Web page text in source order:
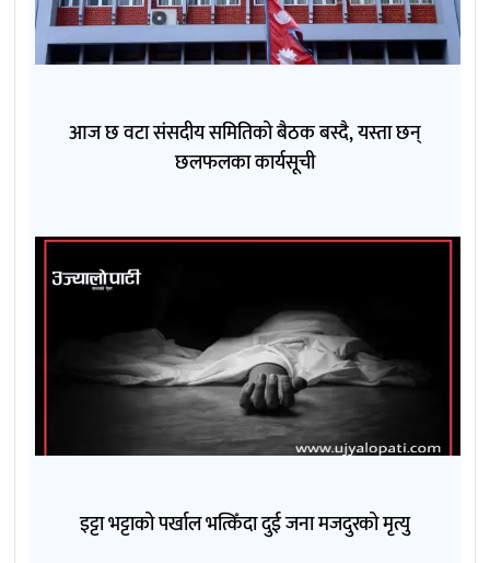
आज छ वटा संसदीय समितिको बैठक बस्दै, यस्ता छन्
छलफलका कार्यसूची
इट्टा भट्टाको पर्खाल भत्किँदा दुई जना मजदुरको मृत्यु